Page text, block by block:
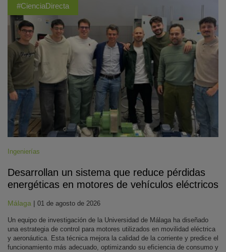
#CienciaDirecta
Ingenierías
Desarrollan un sistema que reduce pérdidas
energéticas en motores de vehículos eléctricos
Málaga | 01 de agosto de 2026
Un equipo de investigación de la Universidad de Málaga ha diseñado
una estrategia de control para motores utilizados en movilidad eléctrica
y aeronáutica. Esta técnica mejora la calidad de la corriente y predice el
funcionamiento más adecuado, optimizando su eficiencia de consumo y